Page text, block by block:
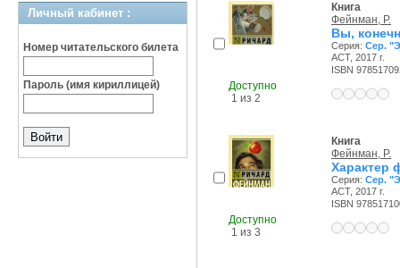
Личный кабинет :
Номер читательского билета
Пароль (имя кириллицей)
Доступно
1 из 2
Книга
Фейнман, Р.
Вы,
Серия: Сер.
АСТ, 2017 г.
ISBN
Доступно
1 из 3
Книга
Фейнман, Р.
Характер
Серия: Сер.
АСТ, 2017 г.
ISBN